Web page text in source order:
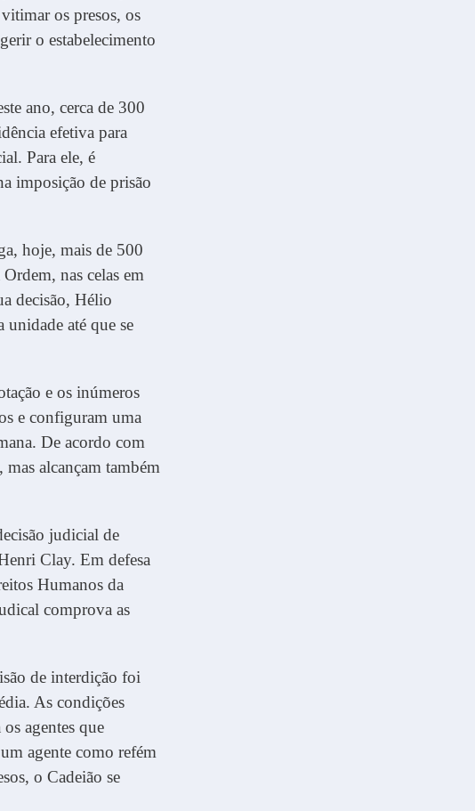
os presos, os
o estabelecimento
ano, cerca de 300
efetiva para
Para ele, é
imposição de prisão
hoje, mais de 500
nas celas em
decisão, Hélio
unidade até que se
e os inúmeros
e configuram uma
De acordo com
mas alcançam também
judicial de
Clay. Em defesa
Humanos da
comprova as
de interdição foi
As condições
agentes que
agente como refém
o Cadeião se